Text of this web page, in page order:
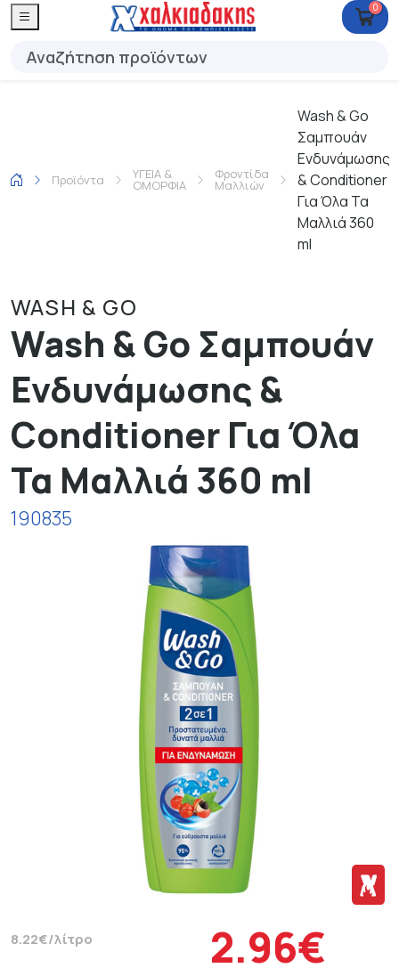
0
Προϊόντα ΥΓΕΙΑ &
ΟΜΟΡΦΙΑ
Φροντίδα
Μαλλιών
Wash & Go
Σαμπουάν
Ενδυνάμωσης
& Conditioner
Για Όλα Τα
Μαλλιά 360
ml
WASH & GO
Wash & Go Σαμπουάν
Ενδυνάμωσης &
Conditioner Για Όλα
Τα Μαλλιά 360 ml
190835
8.22€/λίτρο 2.96€